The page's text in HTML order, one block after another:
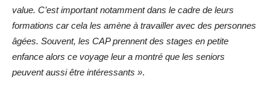
value. C’est important notamment dans le cadre de leurs
formations car cela les amène à travailler avec des personnes
âgées. Souvent, les CAP prennent des stages en petite
enfance alors ce voyage leur a montré que les seniors
peuvent aussi être intéressants ».